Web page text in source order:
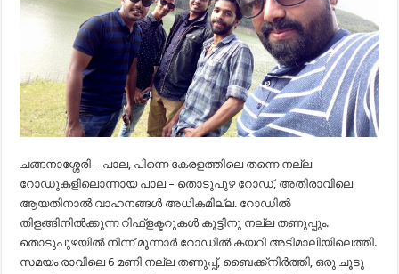
ചങ്ങനാശ്ശേരി – പാല, പിന്നെ കേരളത്തിലെ തന്നെ നല്ല
റോഡുകളിലൊന്നായ പാല – തൊടുപുഴ റോഡ്, അതിരാവിലെ
ആയതിനാൽ വാഹനങ്ങൾ അധികമില്ല. റോഡിൽ
തിളങ്ങിനിൽക്കുന്ന റിഫ്ളക്ടറുകൾ കൂട്ടിനു നല്ല തണുപ്പും.
തൊടുപുഴയിൽ നിന്ന് മൂന്നാർ റോഡിൽ കയറി അടിമാലിയിലെത്തി.
സമയം രാവിലെ 6 മണി നല്ല തണുപ്പ്, ബൈക്ക്നിർത്തി, ഒരു ചൂടു